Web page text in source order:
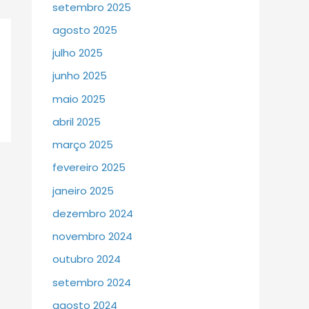
setembro 2025
agosto 2025
julho 2025
junho 2025
maio 2025
abril 2025
março 2025
fevereiro 2025
janeiro 2025
dezembro 2024
novembro 2024
outubro 2024
setembro 2024
agosto 2024